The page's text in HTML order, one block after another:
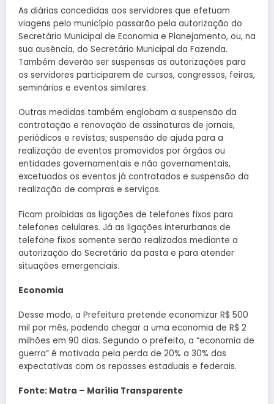
As diárias concedidas aos servidores que efetuam
viagens pelo município passarão pela autorização do
Secretário Municipal de Economia e Planejamento, ou, na
sua ausência, do Secretário Municipal da Fazenda.
Também deverão ser suspensas as autorizações para
os servidores participarem de cursos, congressos, feiras,
seminários e eventos similares.
Outras medidas também englobam a suspensão da
contratação e renovação de assinaturas de jornais,
periódicos e revistas; suspensão de ajuda para a
realização de eventos promovidos por órgãos ou
entidades governamentais e não governamentais,
excetuados os eventos já contratados e suspensão da
realização de compras e serviços.
Ficam proibidas as ligações de telefones fixos para
telefones celulares. Já as ligações interurbanas de
telefone fixos somente serão realizadas mediante a
autorização do Secretário da pasta e para atender
situações emergenciais.
Economia
Desse modo, a Prefeitura pretende economizar R$ 500
mil por mês, podendo chegar a uma economia de R$ 2
milhões em 90 dias. Segundo o prefeito, a “economia de
guerra” é motivada pela perda de 20% a 30% das
expectativas com os repasses estaduais e federais.
Fonte: Matra – Marília Transparente